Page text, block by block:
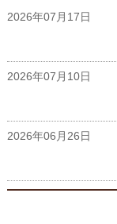
2026年07月17日
2026年07月10日
2026年06月26日